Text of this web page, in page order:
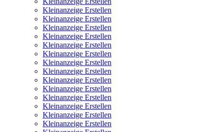
Kleinanzeige Erstellen
Kleinanzeige Erstellen
Kleinanzeige Erstellen
Kleinanzeige Erstellen
Kleinanzeige Erstellen
Kleinanzeige Erstellen
Kleinanzeige Erstellen
Kleinanzeige Erstellen
Kleinanzeige Erstellen
Kleinanzeige Erstellen
Kleinanzeige Erstellen
Kleinanzeige Erstellen
Kleinanzeige Erstellen
Kleinanzeige Erstellen